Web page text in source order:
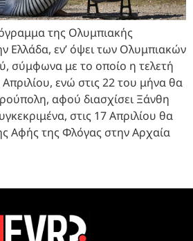
της Ολυμπιακής
Ελλάδα, εν’ όψει των Ολυμπιακών
σύμφωνα με το οποίο η τελετή
Απριλίου, ενώ στις 22 του μήνα θα
αφού διασχίσει Ξάνθη
στις 17 Απριλίου θα
Αφής της Φλόγας στην Αρχαία